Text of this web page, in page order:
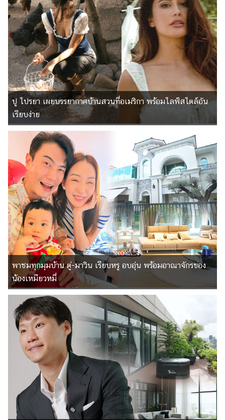
แม่
และ
เด็ก
สัตว์
เลี้ยง
Infographic
บริการ
แอปฯ
กระปุก
ติดต่อ
โฆษณา
แจ้ง
ปัญหา
ร่วม
งาน
กับ
เรา
ปู ไปรยา เผยบรรยากาศบ้านสวนที่อเมริกา พร้อมไลฟ์สไตล์อัน
เรียบง่าย
พาชมทุกมุมบ้าน ตู่-มาวิน เรียบหรู อบอุ่น พร้อมอาณาจักรของ
น้องเหมียวหมี่